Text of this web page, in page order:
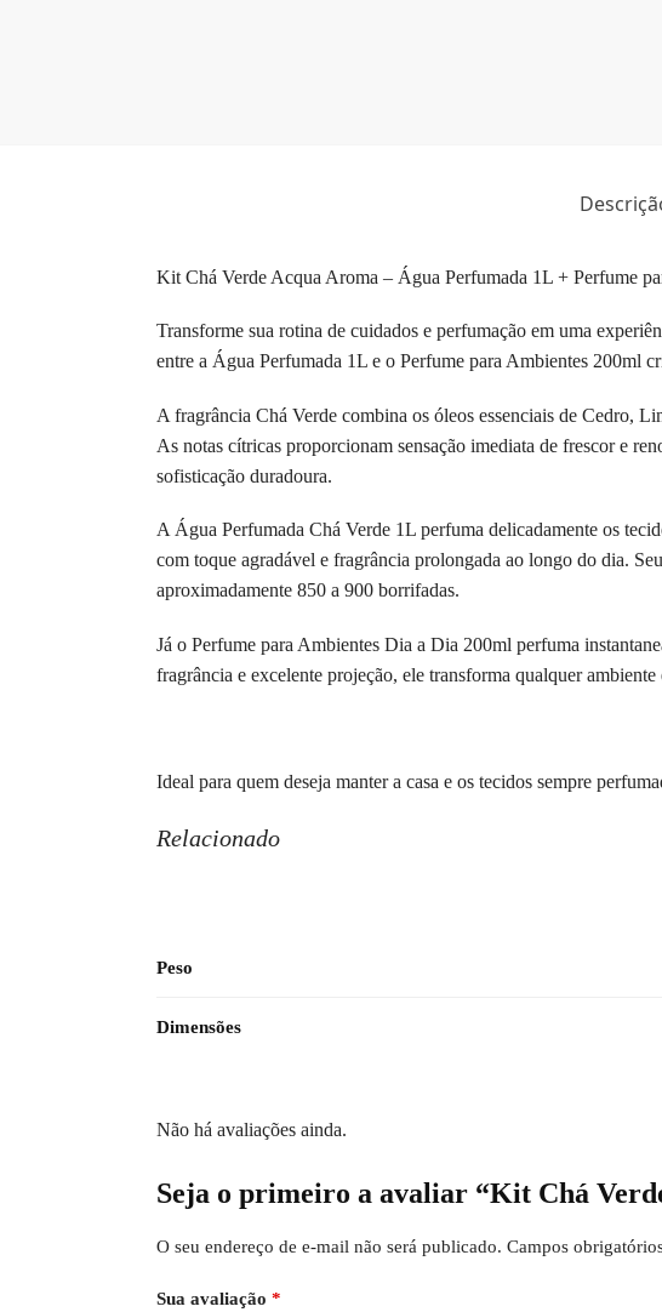
Kit Chá Verde Acqua Aroma – Água Perfumada 1L + Perfume
Transforme sua rotina de cuidados e perfumação em uma
entre a Água Perfumada 1L e o Perfume para Ambientes 200ml
A fragrância Chá Verde combina os óleos essenciais de Cedro,
As notas cítricas proporcionam sensação imediata de frescor e
sofisticação duradoura.
A Água Perfumada Chá Verde 1L perfuma delicadamente os
com toque agradável e fragrância prolongada ao longo do dia.
aproximadamente 850 a 900 borrifadas.
Já o Perfume para Ambientes Dia a Dia 200ml perfuma
fragrância e excelente projeção, ele transforma qualquer
Ideal para quem deseja manter a casa e os tecidos sempre
Relacionado
Peso
Dimensões
Não há avaliações ainda.
Seja o primeiro a avaliar “Kit Chá
O seu endereço de e-mail não será publicado. Campos
Sua avaliação *